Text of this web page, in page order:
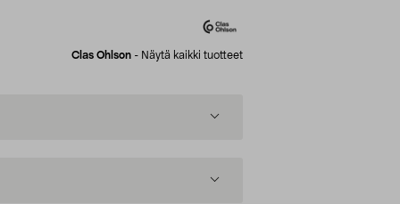
Clas Ohlson - Näytä kaikki tuotteet